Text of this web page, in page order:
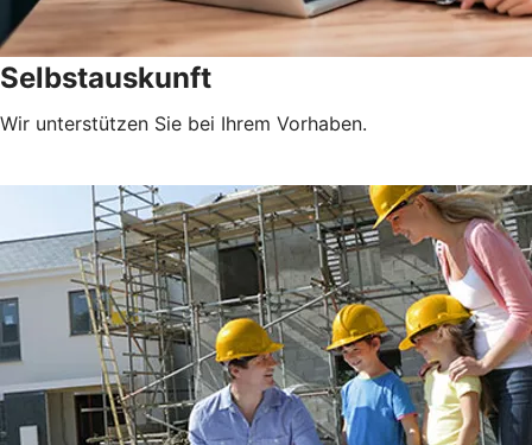
Selbstauskunft
Wir unterstützen Sie bei Ihrem Vorhaben.